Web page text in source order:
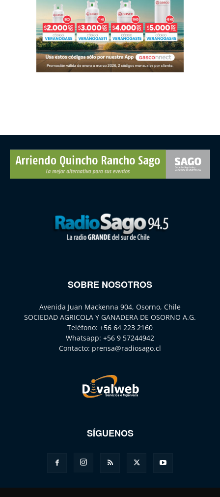
SOBRE NOSOTROS
Avenida Juan Mackenna 904, Osorno, Chile
SOCIEDAD AGRICOLA Y GANADERA DE OSORNO A.G.
Teléfono: +56 64 223 2160
Whatsapp: +56 9 57244942
Contacto: prensa@radiosago.cl
SÍGUENOS